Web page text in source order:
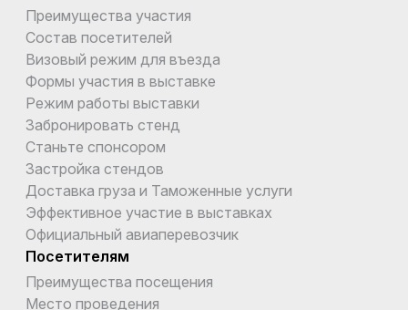
Преимущества участия
Состав посетителей
Визовый режим для въезда
Формы участия в выставке
Режим работы выставки
Забронировать стенд
Станьте спонсором
Застройка стендов
Доставка груза и Таможенные услуги
Эффективное участие в выставках
Официальный авиаперевозчик
Посетителям
Преимущества посещения
Место проведения